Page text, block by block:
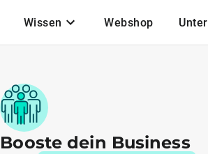
Wissen Webshop
Booste dein Business